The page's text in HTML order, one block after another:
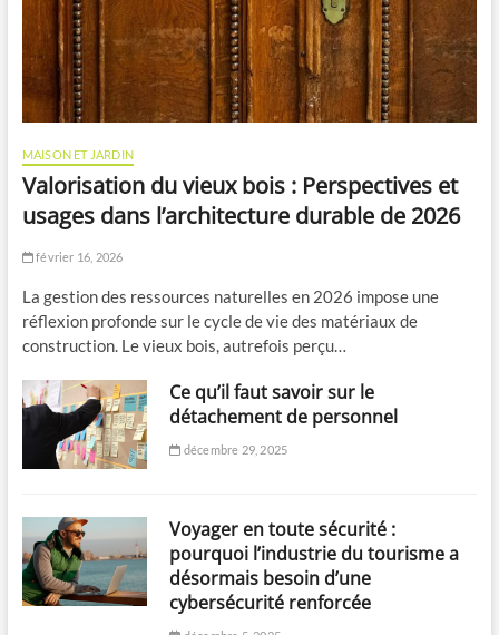
MAISON ET JARDIN
Valorisation du vieux bois : Perspectives et
usages dans l’architecture durable de 2026
février 16, 2026
La gestion des ressources naturelles en 2026 impose une
réflexion profonde sur le cycle de vie des matériaux de
construction. Le vieux bois, autrefois perçu…
Ce qu’il faut savoir sur le
détachement de personnel
décembre 29, 2025
Voyager en toute sécurité :
pourquoi l’industrie du tourisme a
désormais besoin d’une
cybersécurité renforcée